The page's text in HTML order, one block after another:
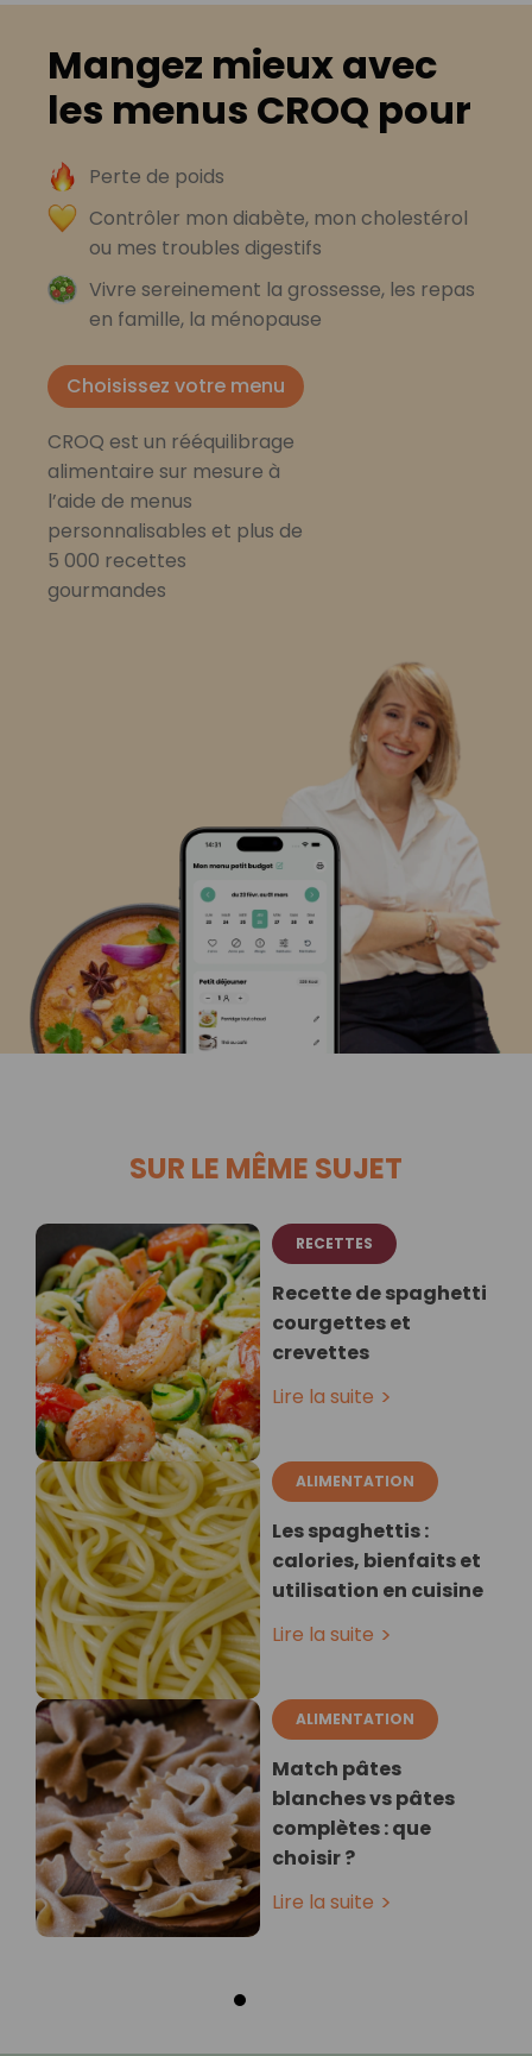
Mangez mieux avec
les menus CROQ pour
Perte de poids
Contrôler mon diabète, mon cholestérol
ou mes troubles digestifs
Vivre sereinement la grossesse, les repas
en famille, la ménopause
Choisissez votre menu
CROQ est un rééquilibrage
alimentaire sur mesure à
l’aide de menus
personnalisables et plus de
5 000 recettes
gourmandes
SUR LE MÊME SUJET
RECETTES
Recette de spaghetti
courgettes et
crevettes
Lire la suite
ALIMENTATION
Les spaghettis :
calories, bienfaits et
utilisation en cuisine
Lire la suite
ALIMENTATION
Match pâtes
blanches vs pâtes
complètes : que
choisir ?
Lire la suite